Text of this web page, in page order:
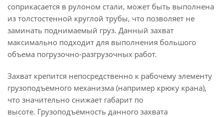
соприкасается в рулоном стали, может быть выполнена
из толстостенной круглой трубы, что позволяет не
заминать поднимаемый груз. Данный захват
максимально подходит для выполнения большого
объема погрузочно-разгрузочных работ.
Захват крепится непосредственно к рабочему элементу
грузоподъемного механизма (например крюку крана),
что значительно снижает габарит по
высоте. Грузоподъемность данного захвата